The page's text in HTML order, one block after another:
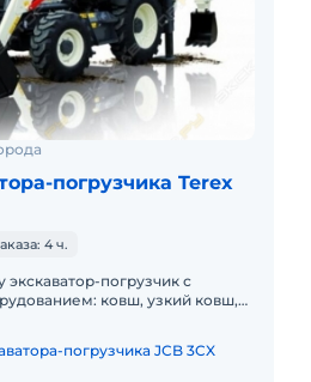
погрузчика Terex
4 ч.
погрузчик с
ковш, узкий ковш,
погрузчика JCB 3CX